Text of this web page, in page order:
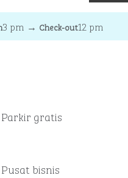
3 pm → Check-out12 pm
Parkir gratis
Pusat bisnis